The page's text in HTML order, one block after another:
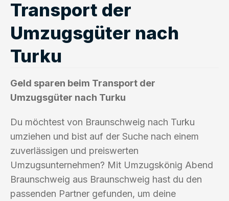
Transport der
Umzugsgüter nach
Turku
Geld sparen beim Transport der
Umzugsgüter nach Turku
Du möchtest von Braunschweig nach Turku
umziehen und bist auf der Suche nach einem
zuverlässigen und preiswerten
Umzugsunternehmen? Mit Umzugskönig Abend
Braunschweig aus Braunschweig hast du den
passenden Partner gefunden, um deine